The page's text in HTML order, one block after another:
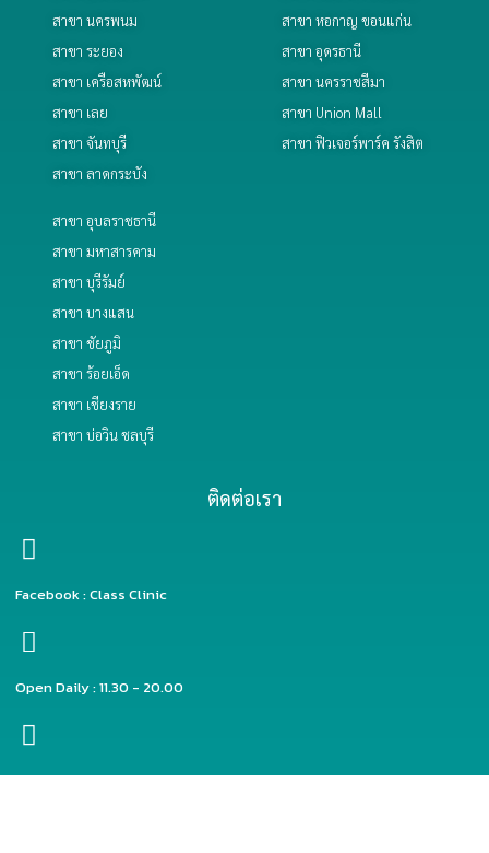
สาขา นครพนม
สาขา ระยอง
สาขา เครือสหพัฒน์
สาขา เลย
สาขา จันทบุรี
สาขา ลาดกระบัง
สาขา หอกาญ ขอนแก่น
สาขา อุดรธานี
สาขา นครราชสีมา
สาขา Union Mall
สาขา ฟิวเจอร์พาร์ค รังสิต
สาขา อุบลราชธานี
สาขา มหาสารคาม
สาขา บุรีรัมย์
สาขา บางแสน
สาขา ชัยภูมิ
สาขา ร้อยเอ็ด
สาขา เชียงราย
สาขา บ่อวิน ชลบุรี
ติดต่อเรา
Facebook : Class Clinic
Open Daily : 11.30 - 20.00
Line ID : @classclinic​